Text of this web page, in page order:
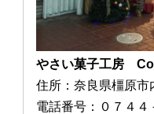
やさい菓子工房
住所：奈良県橿原市
電話番号：０７４４